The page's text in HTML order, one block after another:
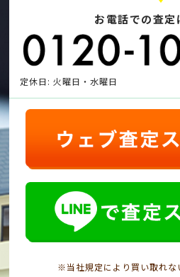
お電話での査定
定休日: 火曜日・水曜日
※当社規定により買い取れな